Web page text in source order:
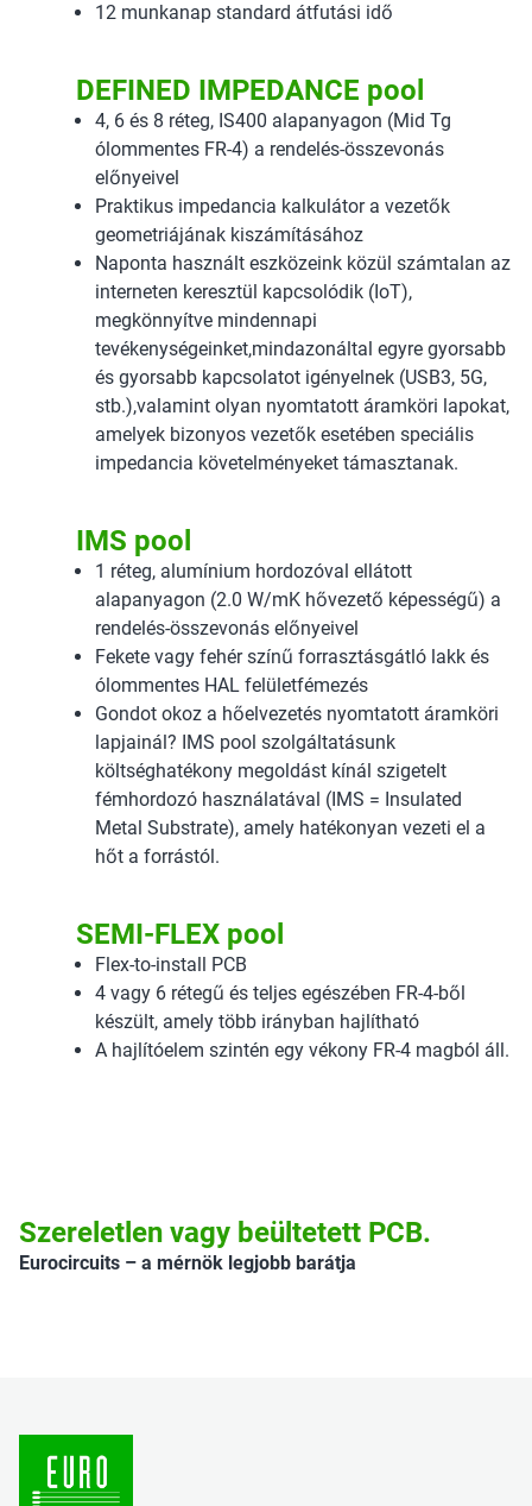
12 munkanap standard átfutási idő
DEFINED IMPEDANCE pool
4, 6 és 8 réteg, IS400 alapanyagon (Mid Tg
ólommentes FR-4) a rendelés-összevonás
előnyeivel
Praktikus impedancia kalkulátor a vezetők
geometriájának kiszámításához
Naponta használt eszközeink közül számtalan az
interneten keresztül kapcsolódik (IoT),
megkönnyítve mindennapi
tevékenységeinket,mindazonáltal egyre gyorsabb
és gyorsabb kapcsolatot igényelnek (USB3, 5G,
stb.),valamint olyan nyomtatott áramköri lapokat,
amelyek bizonyos vezetők esetében speciális
impedancia követelményeket támasztanak.
IMS pool
1 réteg, alumínium hordozóval ellátott
alapanyagon (2.0 W/mK hővezető képességű) a
rendelés-összevonás előnyeivel
Fekete vagy fehér színű forrasztásgátló lakk és
ólommentes HAL felületfémezés
Gondot okoz a hőelvezetés nyomtatott áramköri
lapjainál? IMS pool szolgáltatásunk
költséghatékony megoldást kínál szigetelt
fémhordozó használatával (IMS = Insulated
Metal Substrate), amely hatékonyan vezeti el a
hőt a forrástól.
SEMI-FLEX pool
Flex-to-install PCB
4 vagy 6 rétegű és teljes egészében FR-4-ből
készült, amely több irányban hajlítható
A hajlítóelem szintén egy vékony FR-4 magból áll.
Szereletlen vagy beültetett PCB.
Eurocircuits – a mérnök legjobb barátja